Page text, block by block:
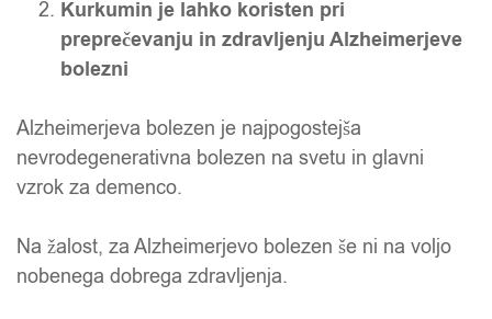
Kurkumin je lahko koristen pri
preprečevanju in zdravljenju Alzheimerjeve
bolezni
Alzheimerjeva bolezen je najpogostejša
nevrodegenerativna bolezen na svetu in glavni
vzrok za demenco.
Na žalost, za Alzheimerjevo bolezen še ni na voljo
nobenega dobrega zdravljenja.